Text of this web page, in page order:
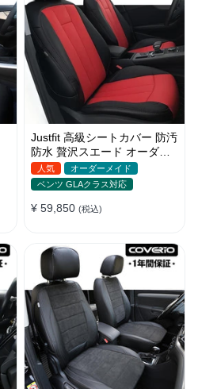
Justfit 高級シートカバー 防汚
防水 贅沢スエード オーダー
メイド オシャレ 全席セット
人気
オーダーメイド
ベンツ GLAクラス対応
¥ 59,850 (税込)